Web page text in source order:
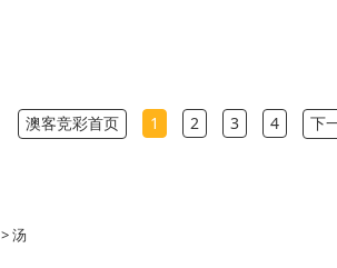
澳客竞彩首页 1 2 3 4 下
> 汤